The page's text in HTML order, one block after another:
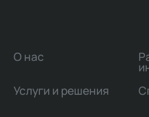
О нас
Услуги и решения